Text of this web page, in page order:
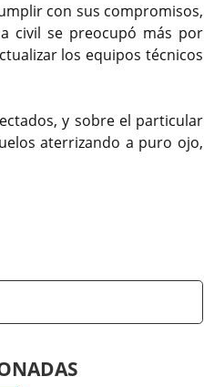
con sus compromisos,
civil se preocupó más por
los equipos técnicos
y sobre el particular
aterrizando a puro ojo,